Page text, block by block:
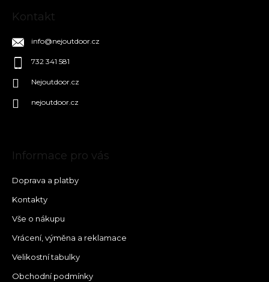
Kontakt
info@nejoutdoor.cz
732 341 581
Nejoutdoor.cz
nejoutdoor.cz
Informace pro vás
Doprava a platby
Kontakty
Vše o nákupu
Vrácení, výměna a reklamace
Velikostní tabulky
Obchodní podmínky